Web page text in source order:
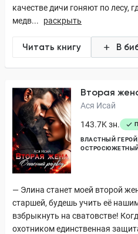
качестве дичи гоняют по лесу,
медв...
раскрыть
Читать книгу В
Вторая
Ася Исай
143.7K зн.
ВЛАСТНЫЙ ГЕРОЙ
— Элина станет моей второй
старшей, будешь учить её
взбрыкнуть на сватовстве!
охотником единственная